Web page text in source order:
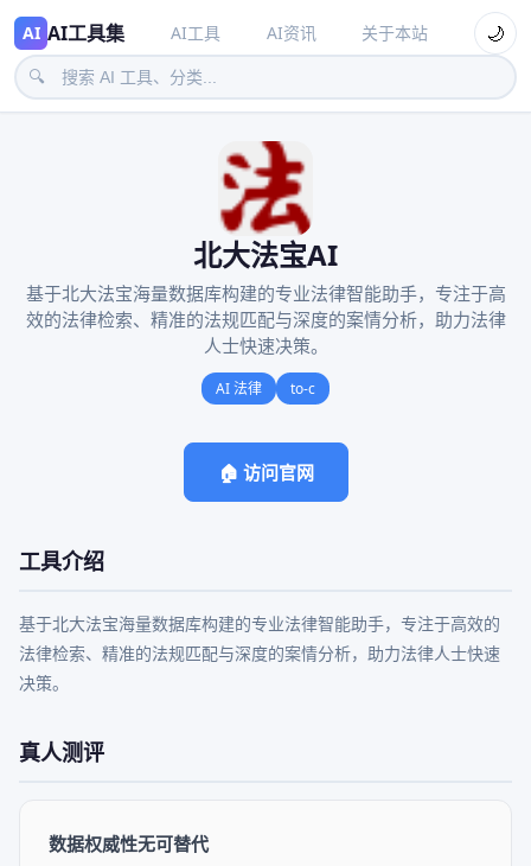
AI AI工具集
🔍
AI工具 AI资讯 关于本站 🌙
北大法宝AI
基于北大法宝海量数据库构建的专业法律智能助手，专注于高
效的法律检索、精准的法规匹配与深度的案情分析，助力法律
人士快速决策。
AI 法律 to-c
🏠 访问官网
工具介绍
基于北大法宝海量数据库构建的专业法律智能助手，专注于高效的
法律检索、精准的法规匹配与深度的案情分析，助力法律人士快速
决策。
真人测评
数据权威性无可替代